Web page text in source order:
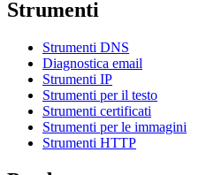
Strumenti
Strumenti DNS
Diagnostica email
Strumenti IP
Strumenti per il testo
Strumenti certificati
Strumenti per le immagini
Strumenti HTTP